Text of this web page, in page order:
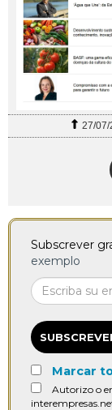
27/07/
Subscrever
exemplo
Marcar
Autorizo o